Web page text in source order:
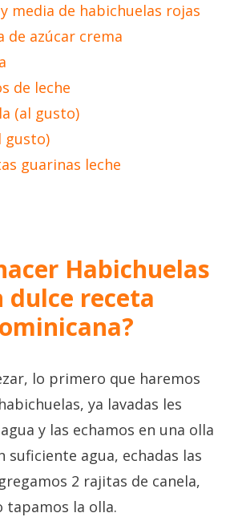
media de habichuelas rojas
de azúcar crema
de leche
(al gusto)
gusto)
guarinas leche
Habichuelas
dulce receta
lo primero que haremos
ya lavadas les
y las echamos en una olla
suficiente agua, echadas las
2 rajitas de canela,
tapamos la olla.